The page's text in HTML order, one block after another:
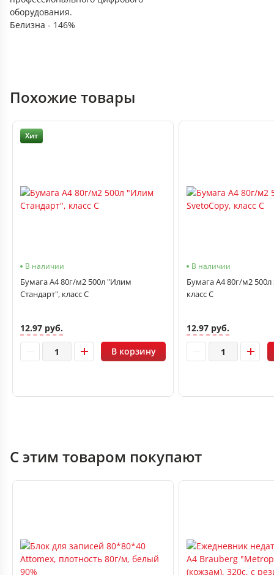
оборудования.
Белизна - 146%
Похожие товары
Хит
В наличии
Бумага А4 80г/м2 500л "Илим
Стандарт", класс С
12.97 руб.
В корзину
В наличии
Бумага А4 80г/м2
класс С
12.97 руб.
С этим товаром покупают